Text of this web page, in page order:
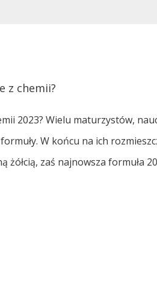
z chemii?
2023? Wielu maturzystów,
W końcu na ich
żółcią, zaś najnowsza